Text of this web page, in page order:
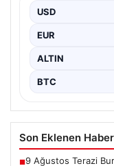
Elazığ'da,
büyük çaplı…
USD
EUR
ALTIN
BTC
Son Eklenen
■9 Ağustos Terazi